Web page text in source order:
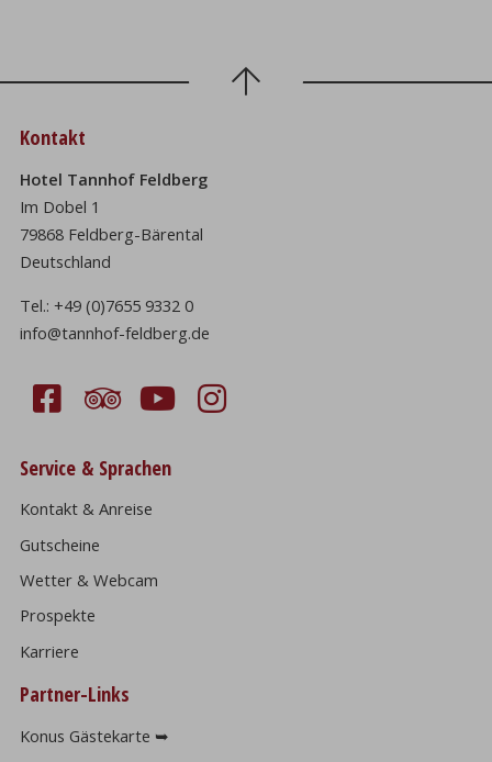
Kontakt
Hotel Tannhof Feldberg
Im Dobel 1
79868 Feldberg-Bärental
Deutschland
Tel.:+49 (0)7655 9332 0
info@tannhof-feldberg.de
Service & Sprachen
Kontakt & Anreise
Gutscheine
Wetter & Webcam
Prospekte
Karriere
Partner-Links
Konus Gästekarte ➥